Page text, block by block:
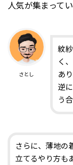
人気が集まってい
さとし
紋
く
あ
逆
う
さらに、薄地の
立てるやり方も